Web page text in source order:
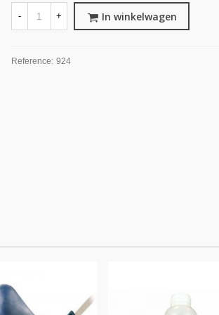
- + In winkelwagen
Reference: 924